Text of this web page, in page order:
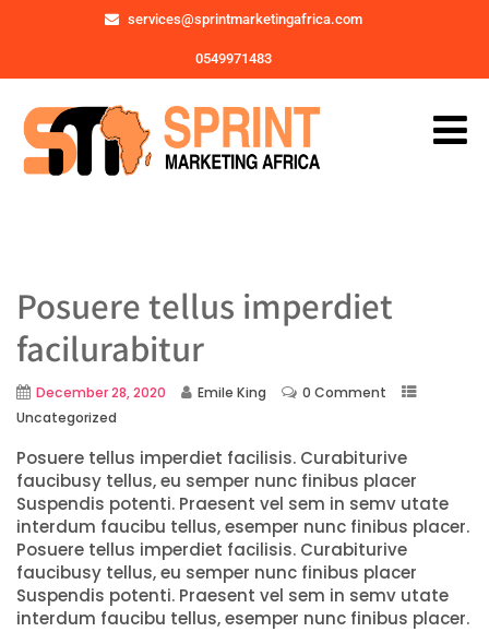
services@sprintmarketingafrica.com
0549971483
Posuere tellus imperdiet
facilurabitur
December 28, 2020 Emile King
0 Comment
Uncategorized
Posuere tellus imperdiet facilisis. Curabiturive
faucibusy tellus, eu semper nunc finibus placer
Suspendis potenti. Praesent vel sem in semv utate
interdum faucibu tellus, esemper nunc finibus placer.
Posuere tellus imperdiet facilisis. Curabiturive
faucibusy tellus, eu semper nunc finibus placer
Suspendis potenti. Praesent vel sem in semv utate
interdum faucibu tellus, esemper nunc finibus placer.